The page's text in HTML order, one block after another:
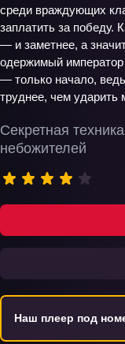
Секретная техника
небожителей
среди враждующих
заплатить за победу.
— и заметнее, а
одержимый император
— только начало,
труднее, чем ударить
Наш плеер под